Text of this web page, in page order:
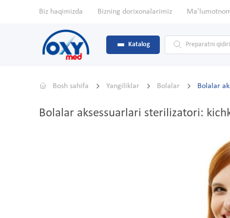
Biz haqimizda Bizning dorixonalarimiz
Katalog
Bosh sahifa Yangiliklar Bolalar Bolalar
Bolalar aksessuarlari sterilizatori: